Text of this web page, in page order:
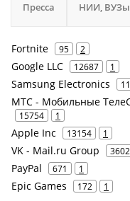
Пресса НИИ, ВУЗы
Fortnite 95 2
Google LLC 12687 1
Samsung Electronics
МТС - Мобильные
15754 1
Apple Inc 13154 1
VK - Mail.ru Group 3602
PayPal 671 1
Epic Games 172 1